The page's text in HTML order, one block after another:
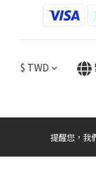
$ TWD
提醒您，我